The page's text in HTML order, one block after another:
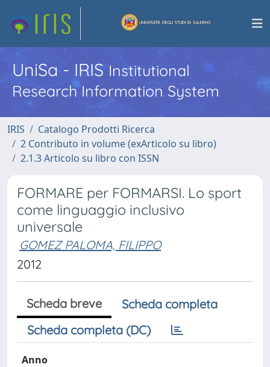
UniSa - IRISInstitutional
Research Information System
IRIS
Catalogo Prodotti Ricerca
2 Contributo in volume (exArticolo su libro)
2.1.3 Articolo su libro con ISSN
FORMARE per FORMARSI. Lo sport
come linguaggio inclusivo
universale
GOMEZ PALOMA, FILIPPO
2012
Scheda breve
Scheda completa
Scheda completa (DC)
Anno